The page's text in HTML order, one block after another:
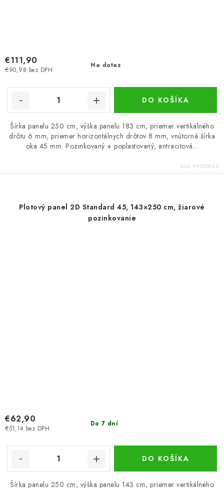
Na dotaz
€90,98 bez DPH
€111,90
DO KOŠÍKA
Šírka panelu 250 cm, výška panelu 183 cm, priemer vertikálného
drôtu 6 mm, priemer horizontálnych drôtov 8 mm, vnútorná šírka
oka 45 mm. Pozinkovaný + poplastovaný, antracitová...
Kód: PP-DS183-A
Plotový panel 2D Standard 45, 143×250 cm, žiarové
pozinkovanie
Do 7 dní
€51,14 bez DPH
€62,90
DO KOŠÍKA
Šírka panelu 250 cm, výška panelu 143 cm, priemer vertikálného